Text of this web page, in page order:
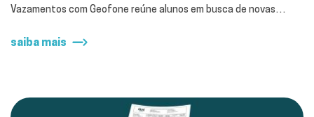
Vazamentos com Geofone reúne alunos em busca de novas
saiba mais